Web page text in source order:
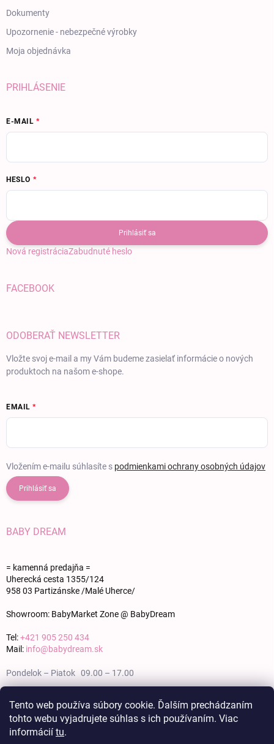
Tento web používa súbory cookie. Ďalším prechádzaním
tohto webu vyjadrujete súhlas s ich používaním. Viac
informácií tu.
Dokumenty
Upozornenie - nebezpečné výrobky
Moja objednávka
PRIHLÁSENIE
E-MAIL
HESLO
Prihlásiť sa
Nová registráciaZabudnuté heslo
FACEBOOK
ODOBERAŤ NEWSLETTER
Vložte svoj e-mail a my Vám budeme zasielať informácie o nových
produktoch na našom e-shope.
EMAIL
Vložením e-mailu súhlasíte s podmienkami ochrany osobných údajov
Prihlásiť sa
BABY DREAM
= kamenná predajňa =
Uherecká cesta 1355/124
958 03 Partizánske /Malé Uherce/
Showroom: BabyMarket Zone @ BabyDream
Tel:+421 905 250 434
Mail: info@babydream.sk
Pondelok – Piatok 09.00 – 17.00
Nedeľa zatvorené